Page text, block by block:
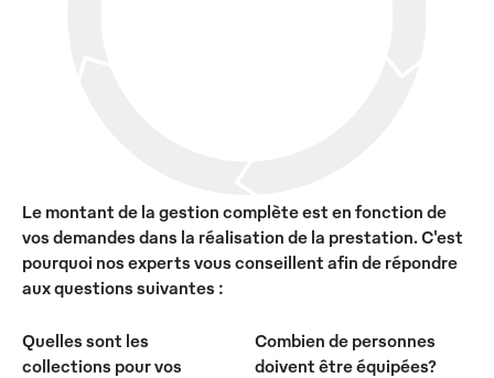
Le montant de la gestion complète est en fonction de
vos demandes dans la réalisation de la prestation. C'est
pourquoi nos experts vous conseillent afin de répondre
aux questions suivantes :
Quelles sont les
collections pour vos
Combien de personnes
doivent être équipées?